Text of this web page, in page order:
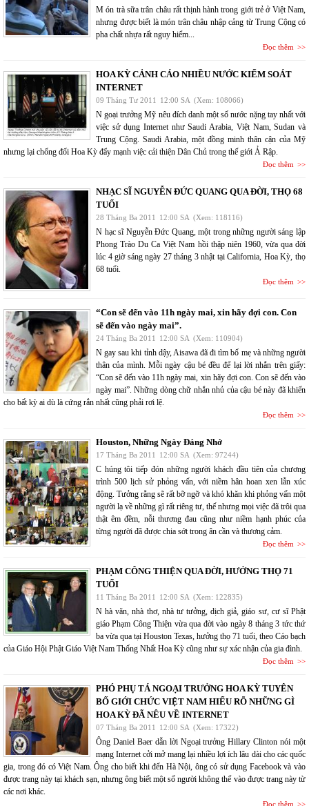
M ón trà sữa trân châu rất thịnh hành trong giới trẻ ở Việt Nam,
nhưng được biết là món trân châu nhập cảng từ Trung Cộng có
pha chất nhựa rất nguy hiểm...
Đọc thêm
HOA KỲ CẢNH CÁO NHIỀU NƯỚC KIỂM SOÁT
INTERNET
09 Tháng Tư 2011 12:00 SA (Xem: 108066)
N goại trưởng Mỹ nêu đích danh một số nước nặng tay nhất với
việc sử dụng Internet như Saudi Arabia, Việt Nam, Sudan và
Trung Cộng. Saudi Arabia, một đồng minh thân cận của Mỹ
nhưng lại chống đối Hoa Kỳ đẩy mạnh việc cải thiện Dân Chủ trong thế giới Ả Rập.
Đọc thêm
NHẠC SĨ NGUYỄN ĐỨC QUANG QUA ĐỜI, THỌ 68
TUỔI
28 Tháng Ba 2011 12:00 SA (Xem: 118116)
N hạc sĩ Nguyễn Đức Quang, một trong những người sáng lập
Phong Trào Du Ca Việt Nam hồi thập niên 1960, vừa qua đời
lúc 4 giờ sáng ngày 27 tháng 3 nhật tại California, Hoa Kỳ, thọ
68 tuổi.
Đọc thêm
“Con sẽ đến vào 11h ngày mai, xin hãy đợi con. Con
sẽ đến vào ngày mai”.
24 Tháng Ba 2011 12:00 SA (Xem: 110904)
N gay sau khi tỉnh dậy, Aisawa đã đi tìm bố mẹ và những người
thân của mình. Mỗi ngày cậu bé đều để lại lời nhắn trên giấy:
“Con sẽ đến vào 11h ngày mai, xin hãy đợi con. Con sẽ đến vào
ngày mai”. Những dòng chữ nhắn nhủ của cậu bé này đã khiến
cho bất kỳ ai dù là cứng rắn nhất cũng phải rơi lệ.
Đọc thêm
Houston, Những Ngày Đáng Nhớ
17 Tháng Ba 2011 12:00 SA (Xem: 97244)
C húng tôi tiếp đón những người khách đầu tiên của chương
trình 500 lịch sử phỏng vấn, với niềm hân hoan xen lẫn xúc
động. Tưởng rằng sẽ rất bỡ ngỡ và khó khăn khi phỏng vấn một
người lạ về những gì rất riêng tư, thế nhưng mọi việc đã trôi qua
thật êm đềm, nỗi thương đau cũng như niềm hạnh phúc của
từng người đã được chia sớt trong ân cần và thương cảm.
Đọc thêm
PHẠM CÔNG THIỆN QUA ĐỜI, HƯỞNG THỌ 71
TUỔI
11 Tháng Ba 2011 12:00 SA (Xem: 122835)
N hà văn, nhà thơ, nhà tư tưởng, dịch giả, giáo sư, cư sĩ Phật
giáo Phạm Công Thiện vừa qua đời vào ngày 8 tháng 3 tức thứ
ba vừa qua tại Houston Texas, hưởng thọ 71 tuổi, theo Cáo bạch
của Giáo Hội Phật Giáo Việt Nam Thống Nhất Hoa Kỳ cũng như sự xác nhận của gia đình.
Đọc thêm
PHÓ PHỤ TÁ NGOẠI TRƯỞNG HOA KỲ TUYÊN
BỐ GIỚI CHỨC VIỆT NAM HIỂU RÕ NHỮNG GÌ
HOA KỲ ĐÃ NÊU VỀ INTERNET
07 Tháng Ba 2011 12:00 SA (Xem: 17322)
Ông Daniel Baer dẫn lời Ngoại trưởng Hillary Clinton nói một
mạng Internet cởi mở mang lại nhiều lợi ích lâu dài cho các quốc
gia, trong đó có Việt Nam. Ông cho biết khi đến Hà Nội, ông có sử dụng Facebook và vào
được trang này tại khách sạn, nhưng ông biết một số người không thể vào được trang này từ
các nơi khác.
Đọc thêm